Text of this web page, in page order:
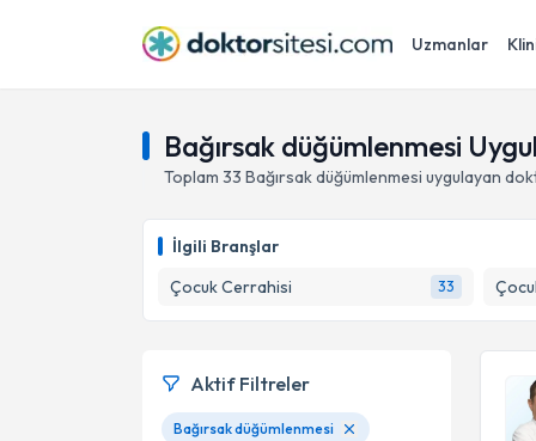
Uzmanlar
Bağırsak düğümlenmesi
Toplam 33 Bağırsak düğümlenmesi uygulayan
İlgili Branşlar
Çocuk Cerrahisi
33
Aktif Filtreler
Bağırsak düğümlenmesi